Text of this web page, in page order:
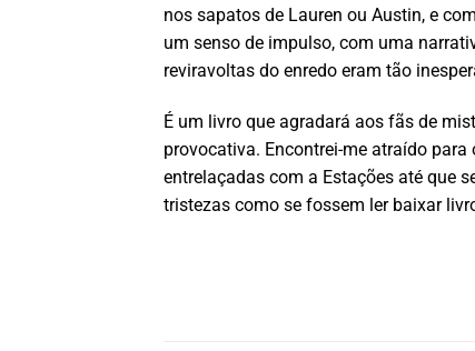
nos sapatos de Lauren ou Austin, e
um senso de impulso, com uma
reviravoltas do enredo eram tão
É um livro que agradará aos fãs de
provocativa. Encontrei-me atraído
entrelaçadas com a Estações até que
tristezas como se fossem ler baixar